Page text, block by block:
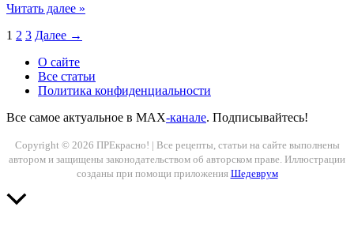
Уход
кожей
Простое
правило,
которое
мне
сухости
лица
Читать далее »
1 2 3 Далее →
О сайте
Все статьи
Политика конфиденциальности
Все самое актуальное в MAX-канале. Подписывайтесь!
Copyright © 2026 ПРЕкрасно! | Все рецепты, статьи на сайте выполнены
автором и защищены законодательством об авторском праве. Иллюстрации
созданы при помощи приложения Шедеврум